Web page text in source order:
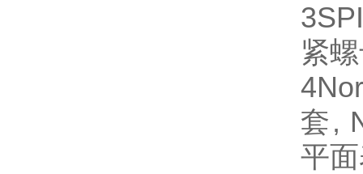
3
紧
4
套,
平